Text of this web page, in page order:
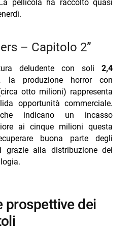
pellicola ha raccolto quasi
– Capitolo 2”
deludente con soli2,4
, la produzione horror con
otto milioni) rappresenta
opportunità commerciale.
indicano un incasso
ai cinque milioni questa
buona parte degli
grazie alla distribuzione dei